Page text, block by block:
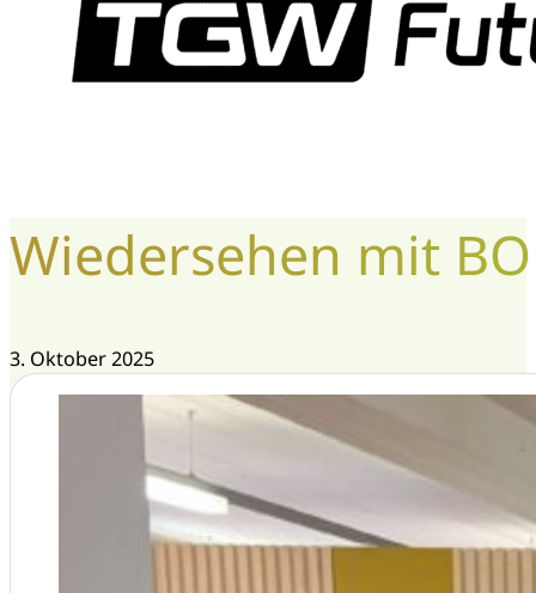
Wiedersehen mit
3. Oktober 2025